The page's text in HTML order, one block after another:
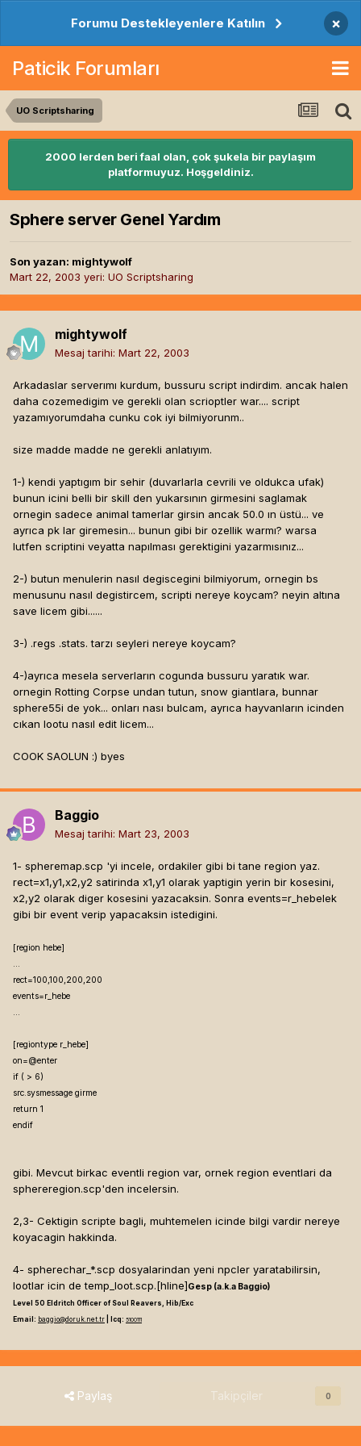
Forumu Destekleyenlere Katılın ×
Paticik Forumları
UO Scriptsharing
2000 lerden beri faal olan, çok şukela bir paylaşım
platformuyuz. Hoşgeldiniz.
Sphere server Genel Yardım
Son yazan: mightywolf
Mart 22, 2003 yeri: UO Scriptsharing
mightywolf
Mesaj tarihi: Mart 22, 2003
Arkadaslar serverımı kurdum, bussuru script indirdim. ancak halen
daha cozemedigim ve gerekli olan scrioptler war.... script
yazamıyorumdaha cunku cok iyi bilmiyorunm..
size madde madde ne gerekli anlatıyım.
1-) kendi yaptıgım bir sehir (duvarlarla cevrili ve oldukca ufak)
bunun icini belli bir skill den yukarsının girmesini saglamak
ornegin sadece animal tamerlar girsin ancak 50.0 ın üstü... ve
ayrıca pk lar giremesin... bunun gibi bir ozellik warmı? warsa
lutfen scriptini veyatta napılması gerektigini yazarmısınız...
2-) butun menulerin nasıl degiscegini bilmiyorum, ornegin bs
menusunu nasıl degistircem, scripti nereye koycam? neyin altına
save licem gibi......
3-) .regs .stats. tarzı seyleri nereye koycam?
4-)ayrıca mesela serverların cogunda bussuru yaratık war.
ornegin Rotting Corpse undan tutun, snow giantlara, bunnar
sphere55i de yok... onları nası bulcam, ayrıca hayvanların icinden
cıkan lootu nasıl edit licem...
COOK SAOLUN :) byes
Baggio
Mesaj tarihi: Mart 23, 2003
1- spheremap.scp 'yi incele, ordakiler gibi bi tane region yaz.
rect=x1,y1,x2,y2 satirinda x1,y1 olarak yaptigin yerin bir kosesini,
x2,y2 olarak diger kosesini yazacaksin. Sonra events=r_hebelek
gibi bir event verip yapacaksin istedigini.
[region hebe]
...
rect=100,100,200,200
events=r_hebe
...
[regiontype r_hebe]
on=@enter
if ( > 6)
src.sysmessage girme
return 1
endif
gibi. Mevcut birkac eventli region var, ornek region eventlari da
sphereregion.scp'den incelersin.
2,3- Cektigin scripte bagli, muhtemelen icinde bilgi vardir nereye
koyacagin hakkinda.
4- spherechar_*.scp dosyalarindan yeni npcler yaratabilirsin,
lootlar icin de temp_loot.scp.[hline]Gesp (a.k.a Baggio)
Level 50 Eldritch Officer of Soul Reavers, Hib/Exc
Email: baggio@doruk.net.tr | Icq: 5100111
Paylaş Takipçiler 0